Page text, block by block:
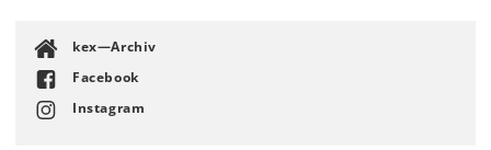
kex—Archiv
Facebook
Instagram